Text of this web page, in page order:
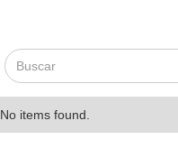
No items found.